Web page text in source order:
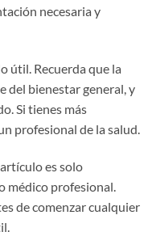
necesaria y
útil. Recuerda que la
del bienestar general, y
Si tienes más
profesional de la salud.
es solo
médico profesional.
de comenzar cualquier